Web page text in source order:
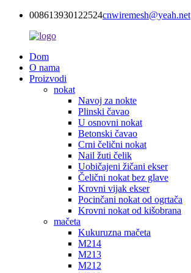
008613930122524cnwiremesh@yeah.net
Dom
O nama
Proizvodi
nokat
Navoj za nokte
Plinski čavao
U osnovni nokat
Betonski čavao
Crni čelični nokat
Nail žuti čelik
Uobičajeni žičani ekser
Čelični nokat bez glave
Krovni vijak ekser
Pocinčani nokat od ogrtača
Krovni nokat od kišobrana
mačeta
Kukuruzna mačeta
M214
M213
M212